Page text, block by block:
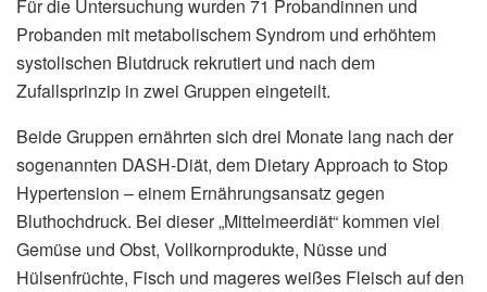
Für die Untersuchung wurden 71 Probandinnen und
Probanden mit metabolischem Syndrom und erhöhtem
systolischen Blutdruck rekrutiert und nach dem
Zufallsprinzip in zwei Gruppen eingeteilt.
Beide Gruppen ernährten sich drei Monate lang nach der
sogenannten DASH-Diät, dem Dietary Approach to Stop
Hypertension – einem Ernährungsansatz gegen
Bluthochdruck. Bei dieser „Mittelmeerdiät“ kommen viel
Gemüse und Obst, Vollkornprodukte, Nüsse und
Hülsenfrüchte, Fisch und mageres weißes Fleisch auf den